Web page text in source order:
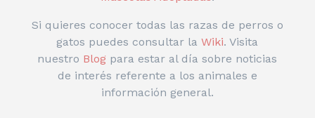
Si quieres conocer todas las razas de perros o
gatos puedes consultar laWiki. Visita
nuestro Blog para estar al día sobre noticias
de interés referente a los animales e
información general.